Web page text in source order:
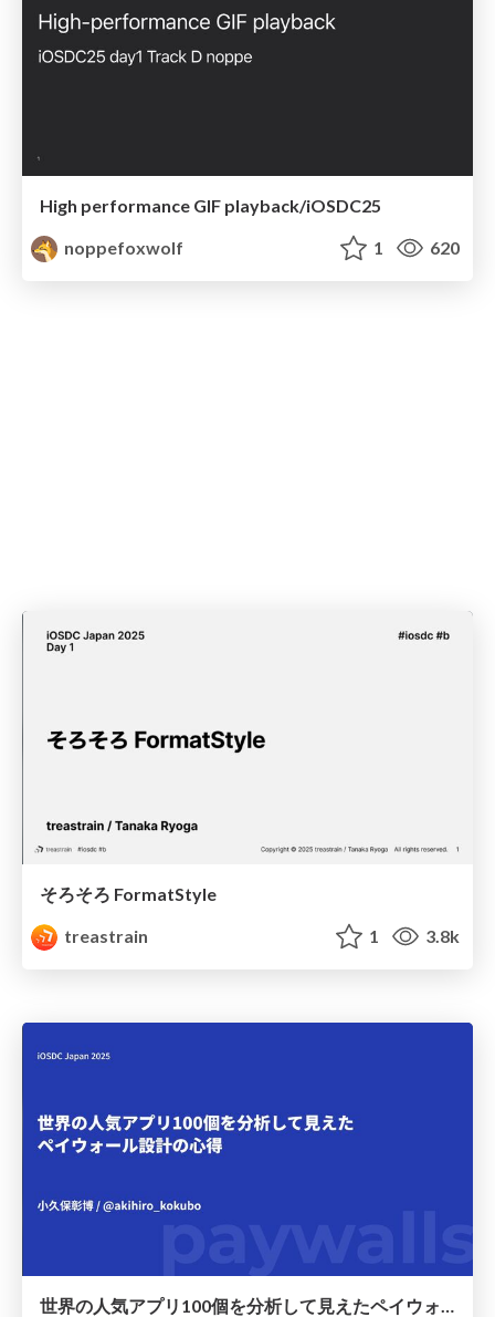
High performance GIF playback/iOSDC25
noppefoxwolf
1 620
そろそろ FormatStyle
treastrain
1 3.8k
世界の人気アプリ100個を分析して見えたペイウォール設計の心得